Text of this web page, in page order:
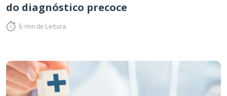
do diagnóstico precoce
6 min de Leitura.